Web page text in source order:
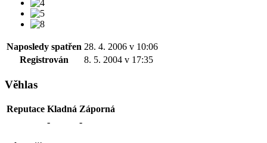
Naposledy spatřen 28. 4. 2006 v 10:06
Registrován
8. 5. 2004 v 17:35
Věhlas
Reputace Kladná Záporná
-
-